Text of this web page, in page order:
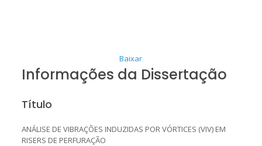
Baixar
Informações da Dissertação
Título
ANÁLISE DE VIBRAÇÕES INDUZIDAS POR VÓRTICES (VIV) EM
RISERS DE PERFURAÇÃO